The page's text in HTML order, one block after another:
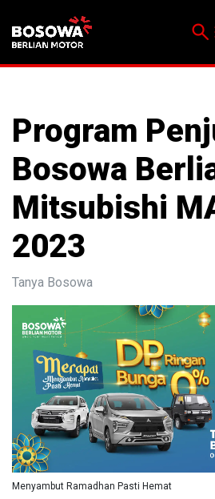
search
Program
Bosowa
Mitsubishi
2023
Tanya Bosowa
Menyambut Ramadhan Pasti Hemat